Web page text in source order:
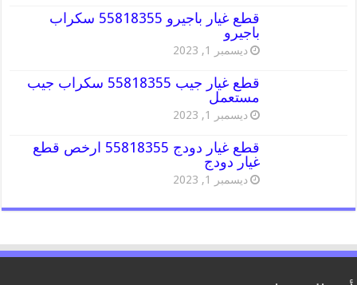
قطع غيار باجيرو 55818355 سكراب
باجيرو
ديسمبر 1, 2023
قطع غيار جيب 55818355 سكراب جيب
مستعمل
ديسمبر 1, 2023
قطع غيار دودج 55818355 ارخص قطع
غيار دودج
ديسمبر 1, 2023